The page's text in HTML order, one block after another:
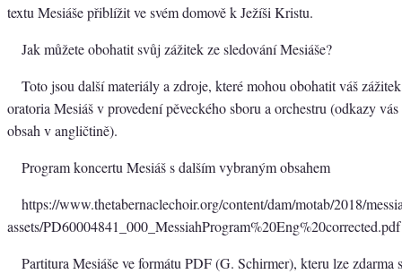
textu Mesiáše přiblížit ve svém domově k Ježíši Kristu.
Jak můžete obohatit svůj zážitek ze sledování Mesiáše?
Toto jsou další materiály a zdroje, které mohou obohatit váš
oratoria Mesiáš v provedení pěveckého sboru a orchestru (odkazy
obsah v angličtině).
Program koncertu Mesiáš s dalším vybraným obsahem
https://www.thetabernaclechoir.org/content/dam/motab/2018/
assets/PD60004841_000_MessiahProgram%20Eng%20corrected.pdf
Partitura Mesiáše ve formátu PDF (G. Schirmer), kteru lze zdarma